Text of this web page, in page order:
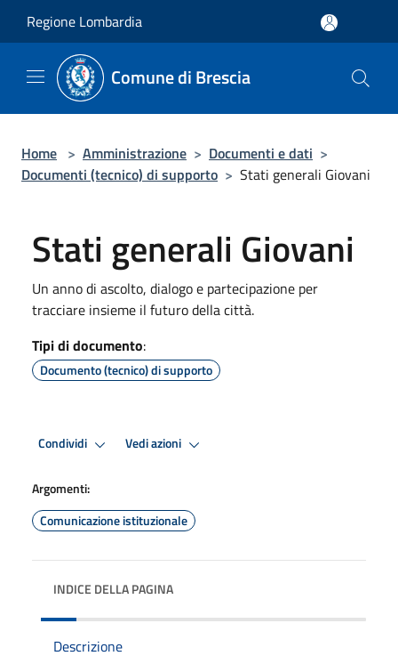
Regione Lombardia
Comune di Brescia
Home > Amministrazione > Documenti e dati >
Documenti (tecnico) di supporto > Stati generali Giovani
Stati generali Giovani
Un anno di ascolto, dialogo e partecipazione per
tracciare insieme il futuro della città.
Tipi di documento:
Documento (tecnico) di supporto
Condividi Vedi azioni
Argomenti:
Comunicazione istituzionale
INDICE DELLA PAGINA
Descrizione